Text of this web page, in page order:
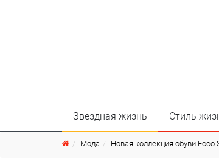
Звездная жизнь Стиль
Мода Новая коллекция обуви Eссо